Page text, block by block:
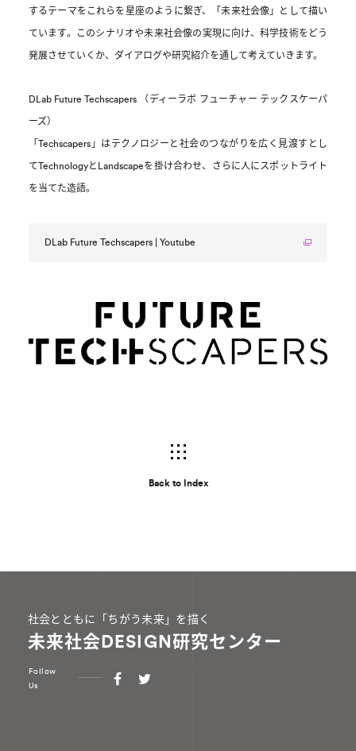
するテーマをこれらを星座のように繋ぎ、「未来社会像」として描い
ています。このシナリオや未来社会像の実現に向け、科学技術をどう
発展させていくか、ダイアログや研究紹介を通して考えていきます。
DLab Future Techscapers （ディーラボ フューチャー テックスケーパ
ーズ）
「Techscapers」はテクノロジーと社会のつながりを広く見渡すとし
てTechnologyとLandscapeを掛け合わせ、さらに人にスポットライト
を当てた造語。
DLab Future Techscapers | Youtube
Back to Index
社会とともに「ちがう未来」を描く
未来社会DESIGN研究センター
Follow
Us